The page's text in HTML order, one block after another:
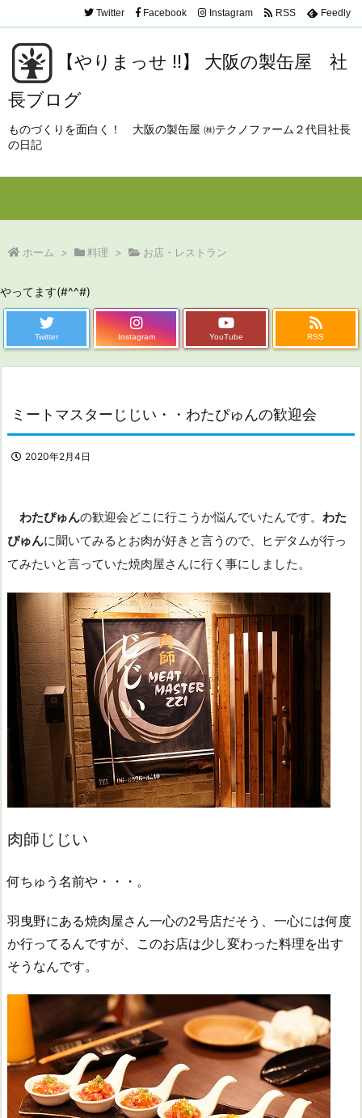
【やりまっせ !!】 大阪の製缶屋 社
長ブログ
ものづくりを面白く！ 大阪の製缶屋 ㈱テクノファーム２代目社長
の日記
Twitter Facebook Instagram RSS Feedly
ホーム > 料理 > お店・レストラン
やってます(#^^#)
Twitter Instagram YouTube RSS
ミートマスターじじい・・わたぴゅんの歓迎会
2020年2月4日
わたぴゅんの歓迎会どこに行こうか悩んでいたんです。 わた
ぴゅんに聞いてみるとお肉が好きと言うので、ヒデタムが行っ
てみたいと言っていた焼肉屋さんに行く事にしました。
肉師じじい
何ちゅう名前や・・・。
羽曳野にある焼肉屋さん一心の2号店だそう、一心には何度
か行ってるんですが、このお店は少し変わった料理を出す
そうなんです。